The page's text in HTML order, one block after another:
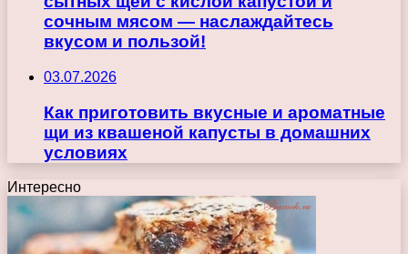
сочным мясом — наслаждайтесь
вкусом и пользой!
03.07.2026
Как приготовить вкусные и ароматные
щи из квашеной капусты в домашних
условиях
Интересно